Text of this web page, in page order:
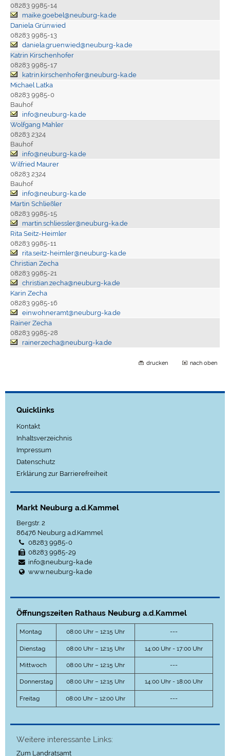
08283 9985-14
maike.goebel@neuburg-ka.de
Daniela Grünwied
08283 9985-13
daniela.gruenwied@neuburg-ka.de
Katrin Kirschenhofer
08283 9985-17
katrin.kirschenhofer@neuburg-ka.de
Michael Latka
08283 9985-0
Bauhof
info@neuburg-ka.de
Wolfgang Mahler
08283 2324
Bauhof
info@neuburg-ka.de
Wilfried Maurer
08283 2324
Bauhof
info@neuburg-ka.de
Martin Schließler
08283 9985-15
martin.schliessler@neuburg-ka.de
Rita Seitz-Heimler
08283 9985-11
rita.seitz-heimler@neuburg-ka.de
Christian Zecha
08283 9985-21
christian.zecha@neuburg-ka.de
Karin Zecha
08283 9985-16
einwohneramt@neuburg-ka.de
Rainer Zecha
08283 9985-28
rainer.zecha@neuburg-ka.de
drucken nach oben
Quicklinks
Kontakt
Inhaltsverzeichnis
Impressum
Datenschutz
Erklärung zur Barrierefreiheit
Markt Neuburg a.d.Kammel
Bergstr. 2
86476 Neuburg a.d.Kammel
08283 9985-0
08283 9985-29
info@neuburg-ka.de
www.neuburg-ka.de
Öffnungszeiten Rathaus Neuburg a.d.Kammel
Montag 08:00 Uhr – 12:15 Uhr ---
Dienstag 08:00 Uhr – 12:15 Uhr 14:00 Uhr - 17:00 Uhr
Mittwoch 08:00 Uhr – 12:15 Uhr ---
Donnerstag 08:00 Uhr – 12:15 Uhr 14:00 Uhr - 18:00 Uhr
Freitag 08:00 Uhr – 12:00 Uhr ---
Weitere interessante Links:
Zum Landratsamt